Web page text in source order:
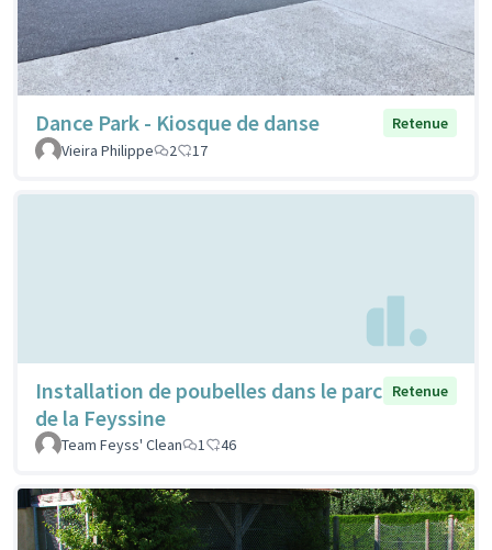
Dance Park - Kiosque de danse
Retenue
Vieira Philippe
2 17
Installation de poubelles dans le parc
de la Feyssine
Retenue
Team Feyss' Clean 1 46